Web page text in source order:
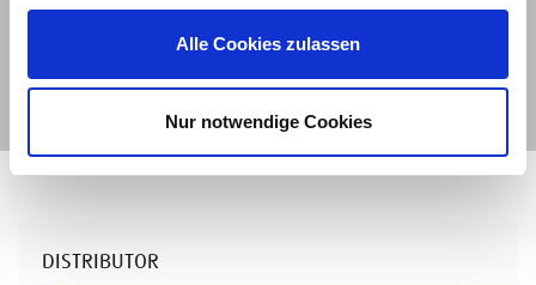
Alle Cookies zulassen
Nur notwendige Cookies
FIND PARTNERS
DISTRIBUTOR